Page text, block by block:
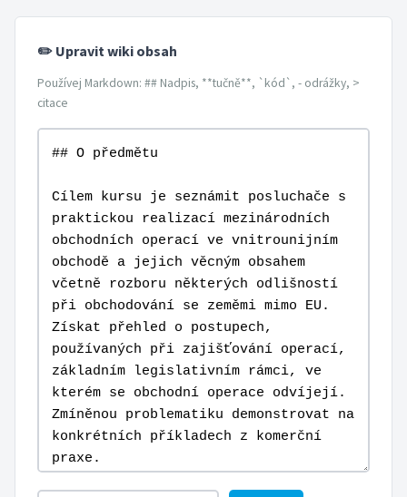
✏️ Upravit wiki obsah
Používej Markdown: ## Nadpis, **tučně**, `kód`, - odrážky, >
citace